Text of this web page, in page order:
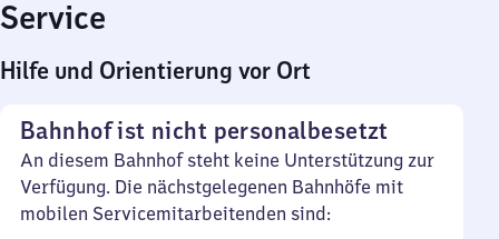
Service
Hilfe und Orientierung vor Ort
Bahnhof ist nicht personalbesetzt
An diesem Bahnhof steht keine Unterstützung zur
Verfügung. Die nächstgelegenen Bahnhöfe mit
mobilen Servicemitarbeitenden sind: